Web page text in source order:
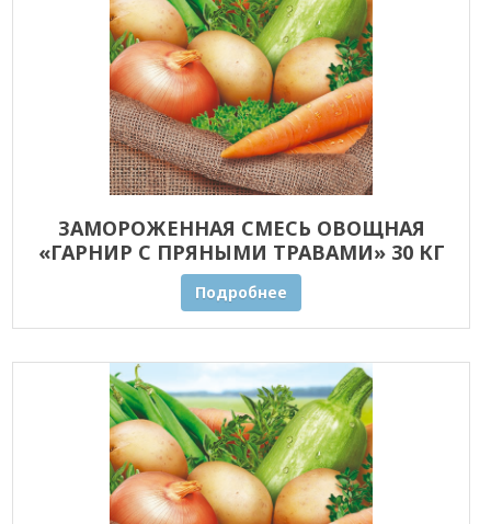
ЗАМОРОЖЕННАЯ СМЕСЬ ОВОЩНАЯ
«ГАРНИР С ПРЯНЫМИ ТРАВАМИ» 30 КГ
ОПТОМ
Подробнее